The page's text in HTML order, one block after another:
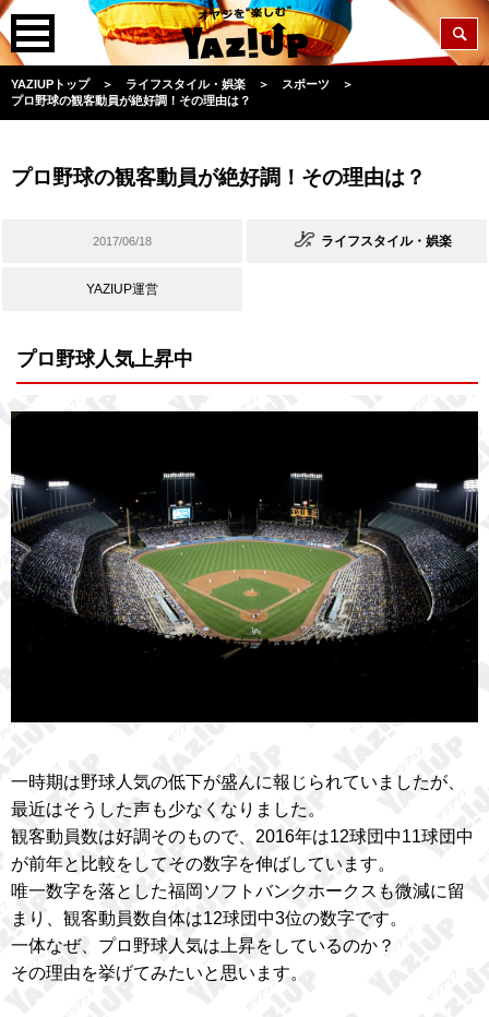
YAZIUPトップ ＞ ライフスタイル・娯楽 ＞ スポーツ
＞
プロ野球の観客動員が絶好調！その理由は？
プロ野球の観客動員が絶好調！その理由は？
2017/06/18 ライフスタイル・娯楽
YAZIUP運営
プロ野球人気上昇中
一時期は野球人気の低下が盛んに報じられていましたが、
最近はそうした声も少なくなりました。
観客動員数は好調そのもので、2016年は12球団中11球団中
が前年と比較をしてその数字を伸ばしています。
唯一数字を落とした福岡ソフトバンクホークスも微減に留
まり、観客動員数自体は12球団中3位の数字です。
一体なぜ、プロ野球人気は上昇をしているのか？
その理由を挙げてみたいと思います。